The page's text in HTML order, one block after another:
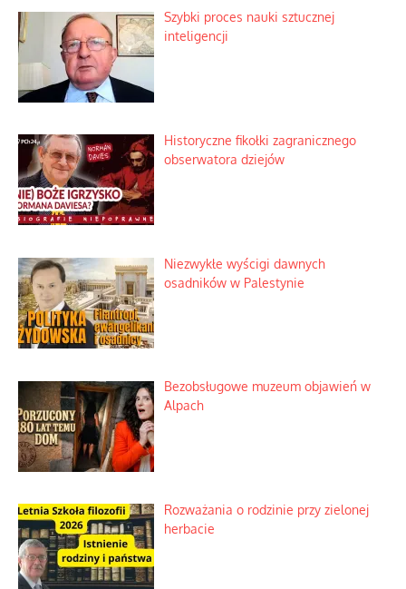
Szybki proces nauki sztucznej
inteligencji
Historyczne fikołki zagranicznego
obserwatora dziejów
Niezwykłe wyścigi dawnych
osadników w Palestynie
Bezobsługowe muzeum objawień w
Alpach
Rozważania o rodzinie przy zielonej
herbacie